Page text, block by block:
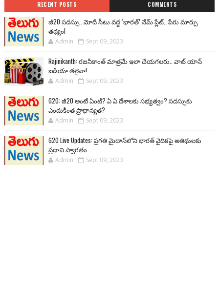
RECENT POSTS COMMENTS
జీ20 సదస్సు.. మోదీ సీటు వద్ద ‘భారత్’ నేమ్ ప్లేట్‌.. పేరు మార్పు
తథ్యం!
Admin Sept 09, 2023
Rajinikanth: రజనీకాంత్ మాత్రమే ఇలా చేయగలరు.. వాట్ యాన్
ఐడియా తలైవా!
Admin Sept 09, 2023
G20: జీ20 అంటే ఏంటి? ఏ ఏ దేశాలకు సభ్యత్వం? సదస్సుకు
ఎందుకింత ప్రాధాన్యత?
Admin Sept 09, 2023
G20 Live Updates: ప్రగతి మైదాన్‌లోని భారత్ వైదికపై అతిథులకు
ప్రధాని స్వాగతం
Admin Sept 09, 2023